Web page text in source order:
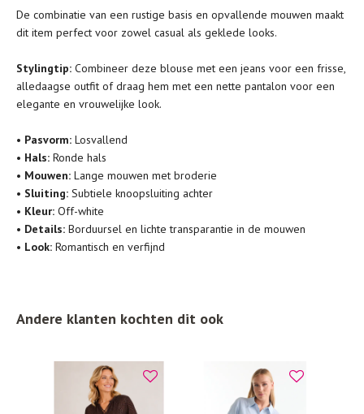
genoeg.
Was zo koud mogelijk. Op 20 of 30 graden wassen is vaak
Doe de wasmachine niet te vol. Dat voorkomt
kreuken/wrijving.
artikelen met kraaltjes/steentjes.
Selecteer het wasgoed op kleur en was met een passend
wasmiddel.
Gebreide kledingstukken (met of zonder wol):
Droog het kledingstuk liggend op een handdoek.
Controleer na het wassen op pilling en scheer het
kledingstuk indien nodig met een kledingtondeuse.
De combinatie van een rustige basis en opvallende mouwen maakt
dit item perfect voor zowel casual als geklede looks.
Stylingtip: Combineer deze blouse met een jeans voor een frisse,
alledaagse outfit of draag hem met een nette pantalon voor een
elegante en vrouwelijke look.
• Pasvorm: Losvallend
• Hals: Ronde hals
• Mouwen: Lange mouwen met broderie
• Sluiting: Subtiele knoopsluiting achter
• Kleur: Off-white
• Details: Borduursel en lichte transparantie in de mouwen
• Look: Romantisch en verfijnd
Andere klanten kochten dit ook